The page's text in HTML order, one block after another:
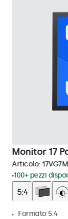
Monitor 17
Articolo: 17VG7M
100+ pezzi
Formato 5:4